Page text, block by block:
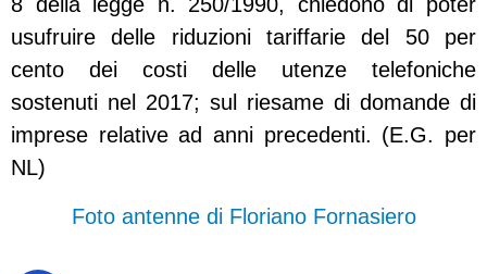
usufruire delle riduzioni tariffarie del 50 per
cento dei costi delle utenze telefoniche
sostenuti nel 2017; sul riesame di domande di
imprese relative ad anni precedenti. (E.G. per
NL)
Foto antenne di Floriano Fornasiero